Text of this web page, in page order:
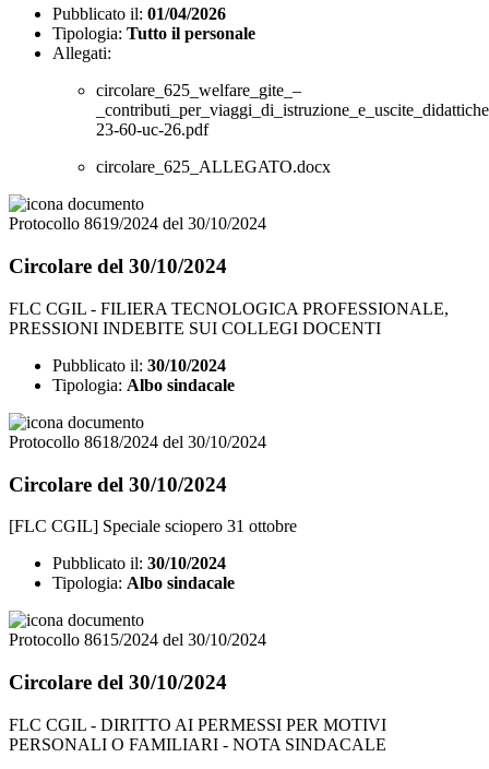
Pubblicato il: 01/04/2026
Tipologia: Tutto il personale
Allegati:
circolare_625_welfare_gite_–
23-60-uc-26.pdf
circolare_625_ALLEGATO.docx
Protocollo 8619/2024 del 30/10/2024
Circolare del 30/10/2024
FLC CGIL - FILIERA TECNOLOGICA PROFESSIONALE,
PRESSIONI INDEBITE SUI COLLEGI DOCENTI
Pubblicato il: 30/10/2024
Tipologia: Albo sindacale
Protocollo 8618/2024 del 30/10/2024
Circolare del 30/10/2024
[FLC CGIL] Speciale sciopero 31 ottobre
Pubblicato il: 30/10/2024
Tipologia: Albo sindacale
Protocollo 8615/2024 del 30/10/2024
Circolare del 30/10/2024
FLC CGIL - DIRITTO AI PERMESSI PER MOTIVI
PERSONALI O FAMILIARI - NOTA SINDACALE